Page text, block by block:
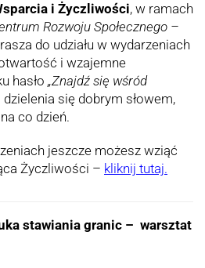
i Życzliwości, w ramach
Rozwoju Społecznego –
do udziału w wydarzeniach
i wzajemne
hasło „Znajdź się wśród
się dobrym słowem,
co dzień.
jeszcze możesz wziąć
Życzliwości – kliknij tutaj.
stawiania granic – warsztat